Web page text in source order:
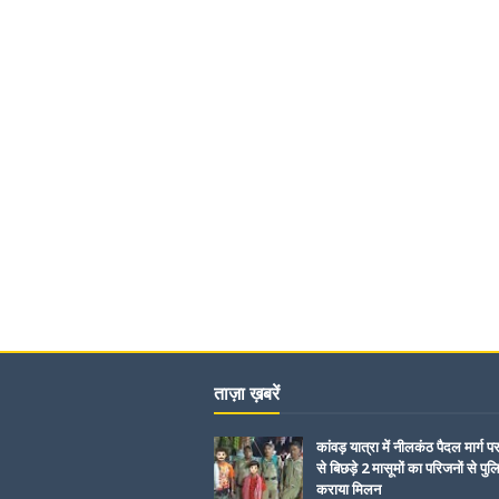
ताज़ा ख़बरें
कांवड़ यात्रा में नीलकंठ पैदल मार्ग
से बिछड़े 2 मासूमों का परिजनों से
कराया मिलन